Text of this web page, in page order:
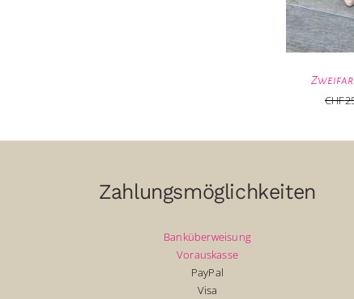
CHF
Zahlungsmöglichkeiten
Banküberweisung
Vorauskasse
PayPal
Visa